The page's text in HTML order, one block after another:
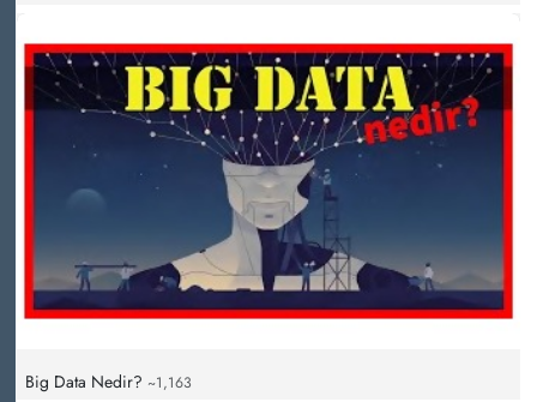
Big Data Nedir? ~1,163